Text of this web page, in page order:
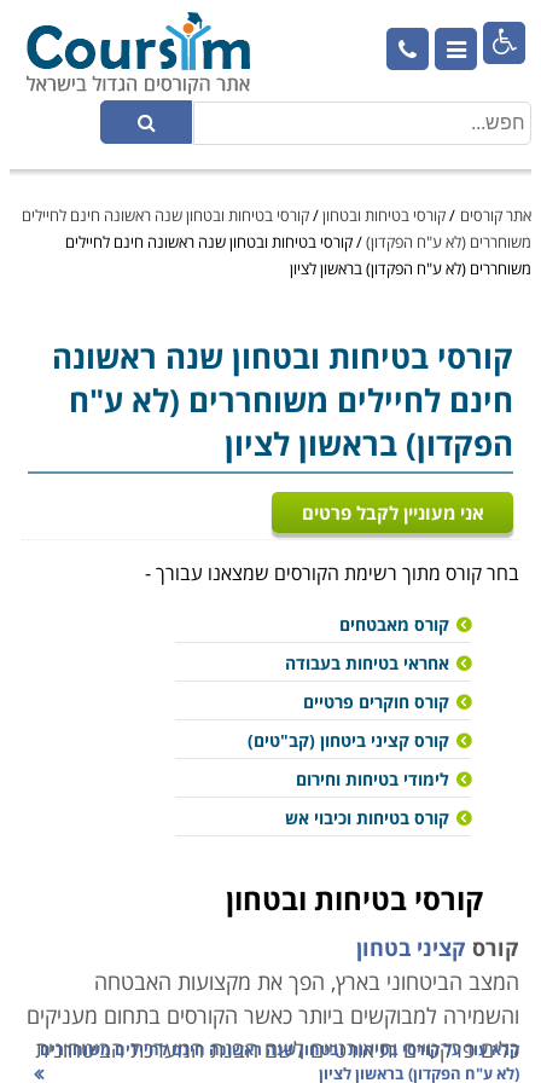

אתר קורסים /קורסי בטיחות ובטחון/קורסי בטיחות ובטחון שנה ראשונה חינם לחיילים
משוחררים (לא ע"ח הפקדון)/קורסי בטיחות ובטחון שנה ראשונה חינם לחיילים
משוחררים (לא ע"ח הפקדון) בראשון לציון
קורסי בטיחות ובטחון שנה ראשונה
חינם לחיילים משוחררים (לא ע"ח
הפקדון) בראשון לציון
אני מעוניין לקבל פרטים
בחר קורס מתוך רשימת הקורסים שמצאנו עבורך -
קורס מאבטחים
אחראי בטיחות בעבודה
קורס חוקרים פרטיים
קורס קציני ביטחון (קב"טים)
לימודי בטיחות וחירום
קורס בטיחות וכיבוי אש
קורסי בטיחות ובטחון
קורס קציני בטחון
המצב הביטחוני בארץ, הפך את מקצועות האבטחה
והשמירה למבוקשים ביותר כאשר הקורסים בתחום מעניקים
כלים פרקטיים ותיאורטיים לשם הבנת המערכת הביטחונית
קרא עוד עלקורסי בטיחות ובטחון שנה ראשונה חינם לחיילים משוחררים
(לא ע"ח הפקדון) בראשון לציון